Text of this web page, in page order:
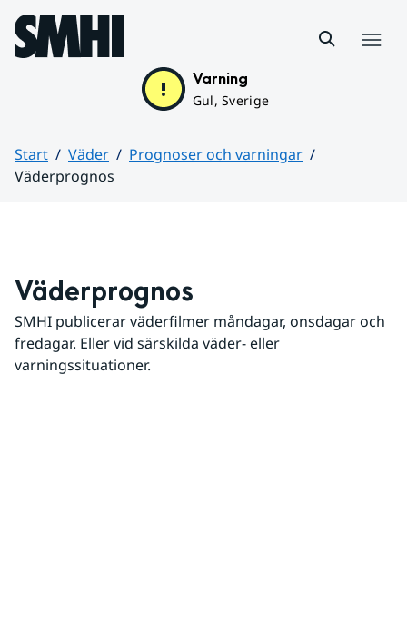
Hoppa till sidans innehåll
Varning
Gul, Sverige
Start Väder
Prognoser och varningar
Väderprognos
Väderprognos
SMHI publicerar väderfilmer måndagar, onsdagar och
fredagar. Eller vid särskilda väder- eller
varningssituationer.